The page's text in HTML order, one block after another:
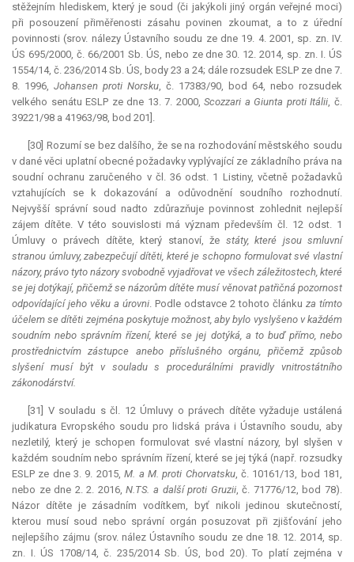
stěžejním hlediskem, který je soud (či jakýkoli jiný orgán veřejné moci)
při posouzení přiměřenosti zásahu povinen zkoumat, a to z úřední
povinnosti (srov. nálezy Ústavního soudu ze dne 19. 4. 2001, sp. zn. IV.
ÚS 695/2000, č. 66/2001 Sb. ÚS, nebo ze dne 30. 12. 2014, sp. zn. I. ÚS
1554/14, č. 236/2014 Sb. ÚS, body 23 a 24; dále rozsudek ESLP ze dne 7.
8. 1996, Johansen proti Norsku, č. 17383/90, bod 64, nebo rozsudek
velkého senátu ESLP ze dne 13. 7. 2000,Scozzari a Giunta proti Itálii, č.
39221/98 a 41963/98, bod 201].
[30] Rozumí se bez dalšího, že se na rozhodování městského soudu
v dané věci uplatní obecné požadavky vyplývající ze základního práva na
soudní ochranu zaručeného v čl. 36 odst. 1 Listiny, včetně požadavků
vztahujících se k dokazování a odůvodnění soudního rozhodnutí.
Nejvyšší správní soud nadto zdůrazňuje povinnost zohlednit nejlepší
zájem dítěte. V této souvislosti má význam především čl. 12 odst. 1
Úmluvy o právech dítěte, který stanoví, že státy, které jsou smluvní
stranou úmluvy, zabezpečují dítěti, které je schopno formulovat své vlastní
názory, právo tyto názory svobodně vyjadřovat ve všech záležitostech, které
se jej dotýkají, přičemž se názorům dítěte musí věnovat patřičná pozornost
odpovídající jeho věku a úrovni. Podle odstavce 2 tohoto článku za tímto
účelem se dítěti zejména poskytuje možnost, aby bylo vyslyšeno v každém
soudním nebo správním řízení, které se jej dotýká, a to buď přímo, nebo
prostřednictvím zástupce anebo příslušného orgánu, přičemž způsob
slyšení musí být v souladu s procedurálními pravidly vnitrostátního
zákonodárství.
[31] V souladu s čl. 12 Úmluvy o právech dítěte vyžaduje ustálená
judikatura Evropského soudu pro lidská práva i Ústavního soudu, aby
nezletilý, který je schopen formulovat své vlastní názory, byl slyšen v
každém soudním nebo správním řízení, které se jej týká (např. rozsudky
ESLP ze dne 3. 9. 2015,M. a M. proti Chorvatsku, č. 10161/13, bod 181,
nebo ze dne 2. 2. 2016,N.TS. a další proti Gruzii, č. 71776/12, bod 78).
Názor dítěte je zásadním vodítkem, byť nikoli jedinou skutečností,
kterou musí soud nebo správní orgán posuzovat při zjišťování jeho
nejlepšího zájmu (srov. nález Ústavního soudu ze dne 18. 12. 2014, sp.
zn. I. ÚS 1708/14, č. 235/2014 Sb. ÚS, bod 20). To platí zejména v